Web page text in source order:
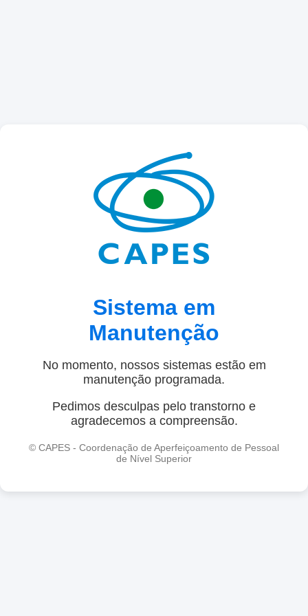
Sistema em
Manutenção
No momento, nossos sistemas estão em
manutenção programada.
Pedimos desculpas pelo transtorno e
agradecemos a compreensão.
© CAPES - Coordenação de Aperfeiçoamento de Pessoal
de Nível Superior